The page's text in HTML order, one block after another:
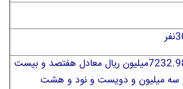
7232.98میلیون ریال معادل هفتصد و بیست
سه میلیون و دویست و نود و هشت